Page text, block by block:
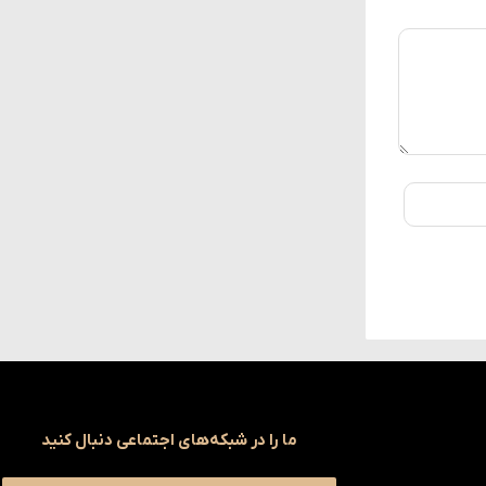
ما را در شبکه‌های اجتماعی دنبال کنید